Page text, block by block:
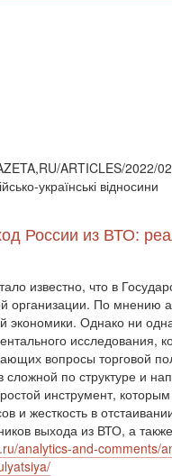
ARTICLES/2022/
українські відносини
России из ВТО:
известно, что в
организации. По мнению
экономики. Однако ни
исследования,
вопросы торговой
сложной по структуре и
инструмент,
и жесткость в
выхода из ВТО, а
analytics-and-comments/